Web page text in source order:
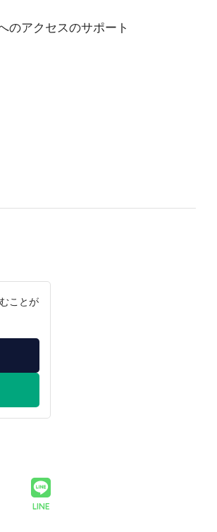
のアクセスのサポート
ことが
LINE